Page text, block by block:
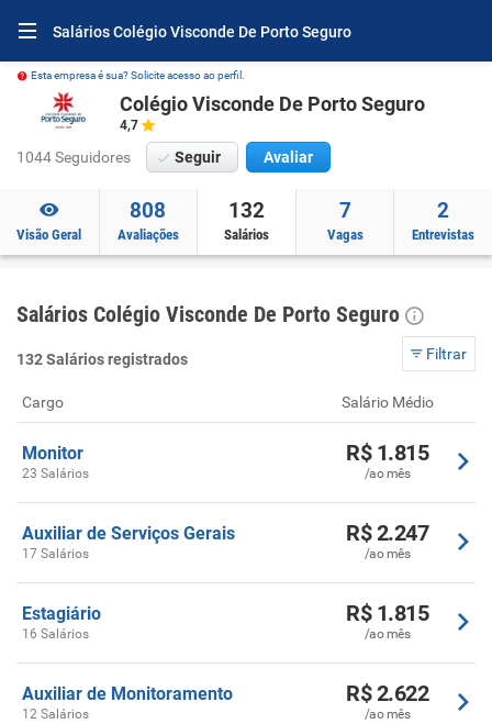
Salários Colégio Visconde De Porto Seguro
Esta empresa é sua? Solicite acesso ao perfil.
Colégio Visconde De Porto Seguro
4,7
1044 Seguidores Seguir Avaliar
Visão Geral
808
Avaliações
132
Salários
7
Vagas
2
Entrevistas
Salários Colégio Visconde De Porto Seguro
132 Salários registrados Filtrar
Cargo Salário Médio
Monitor
23 Salários
R$ 1.815
/ao mês
Auxiliar de Serviços Gerais
17 Salários
R$ 2.247
/ao mês
Estagiário
16 Salários
R$ 1.815
/ao mês
Auxiliar de Monitoramento
12 Salários
R$ 2.622
/ao mês